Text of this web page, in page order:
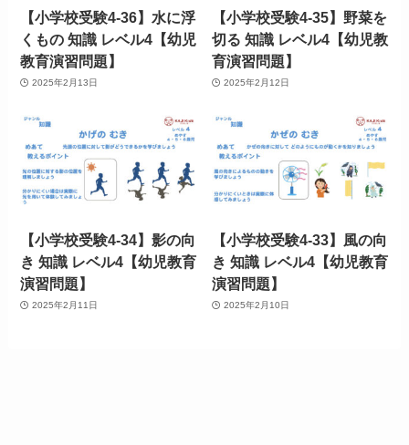
【小学校受験4-36】水に浮
くもの 知識 レベル4【幼児
教育演習問題】
2025年2月13日
【小学校受験4-35】野菜を
切る 知識 レベル4【幼児教
育演習問題】
2025年2月12日
【小学校受験4-34】影の向
き 知識 レベル4【幼児教育
演習問題】
2025年2月11日
【小学校受験4-33】風の向
き 知識 レベル4【幼児教育
演習問題】
2025年2月10日